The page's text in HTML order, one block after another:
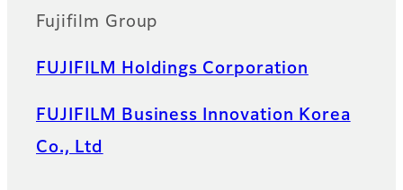
Fujifilm Group
FUJIFILM Holdings Corporation
FUJIFILM Business Innovation Korea
Co., Ltd